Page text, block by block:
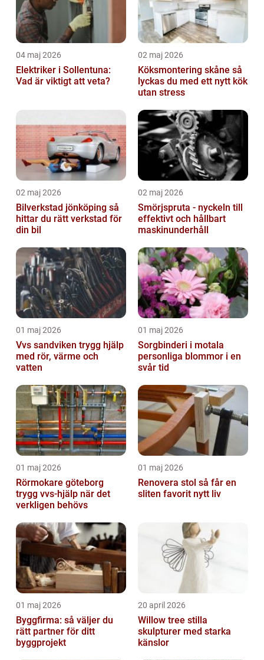
04 maj 2026
Elektriker i Sollentuna:
Vad är viktigt att veta?
02 maj 2026
Köksmontering skåne så
lyckas du med ett nytt kök
utan stress
02 maj 2026
Bilverkstad jönköping så
hittar du rätt verkstad för
din bil
02 maj 2026
Smörjspruta - nyckeln till
effektivt och hållbart
maskinunderhåll
01 maj 2026
Vvs sandviken trygg hjälp
med rör, värme och
vatten
01 maj 2026
Sorgbinderi i motala
personliga blommor i en
svår tid
01 maj 2026
Rörmokare göteborg
trygg vvs-hjälp när det
verkligen behövs
01 maj 2026
Renovera stol så får en
sliten favorit nytt liv
01 maj 2026
Byggfirma: så väljer du
rätt partner för ditt
byggprojekt
20 april 2026
Willow tree stilla
skulpturer med starka
känslor